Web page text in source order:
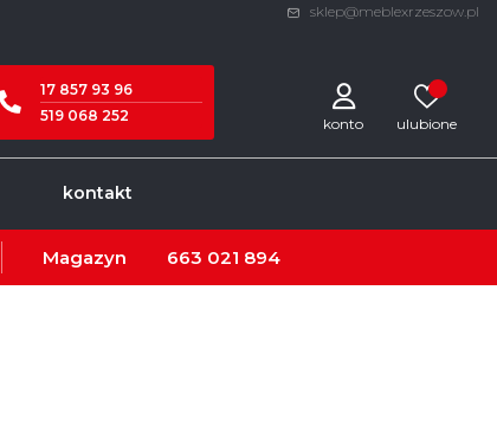
sklep@meblexrzeszow.pl
17 857 93 96
519 068 252
konto
kontakt
Magazyn 663 021 894